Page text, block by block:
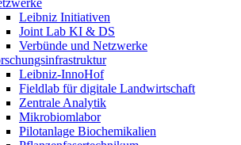
Leibniz Initiativen
Joint Lab KI & DS
Verbünde und Netzwerke
Leibniz-InnoHof
Fieldlab für digitale Landwirtschaft
Zentrale Analytik
Mikrobiomlabor
Pilotanlage Biochemikalien